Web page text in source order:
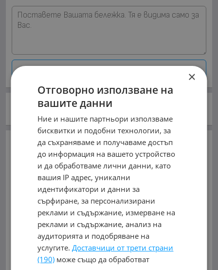
Моята оценка:
autogumi_bs
гр. Бургас, Меден рудник - зона Г
Меден Рудник, бул.Захари Стоянов 61 / срещу
бензиностанция Газпром/
0899036258, 0883335820
0899036258
обл. Бургас, гр. Бургас
×
Отговорно използване на
вашите данни
Ние и нашите партньори използваме
бисквитки и подобни технологии, за
да съхраняваме и получаваме достъп
до информация на вашето устройство
и да обработваме лични данни, като
вашия IP адрес, уникални
идентификатори и данни за
сърфиране, за персонализирани
реклами и съдържание, измерване на
реклами и съдържание, анализ на
аудиторията и подобряване на
услугите.Доставчици от трети страни
(190) може също да обработват